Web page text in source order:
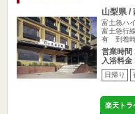
山梨県 /
富士急ハ
富士急行
有 到着
営業時間
入浴料金
日帰り
楽天トラ